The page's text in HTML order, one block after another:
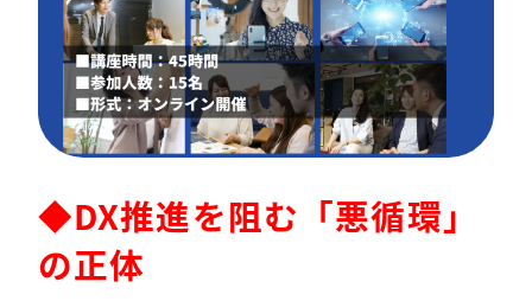
◆DX推進を阻む「悪循環」
の正体